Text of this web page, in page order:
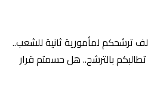
ترشحكم لمأمورية ثانية للشعب..
بالترشح.. هل حسمتم قرار